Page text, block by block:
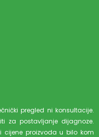
pregled ni konsultacije.
za postavljanje dijagnoze.
cijene proizvoda u bilo kom